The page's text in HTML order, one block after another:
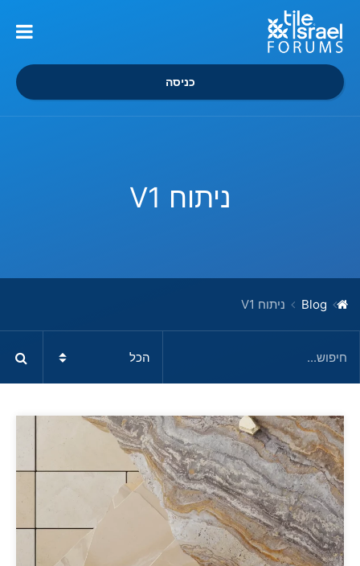
כניסה
ניתוח V1
Blog ניתוח V1